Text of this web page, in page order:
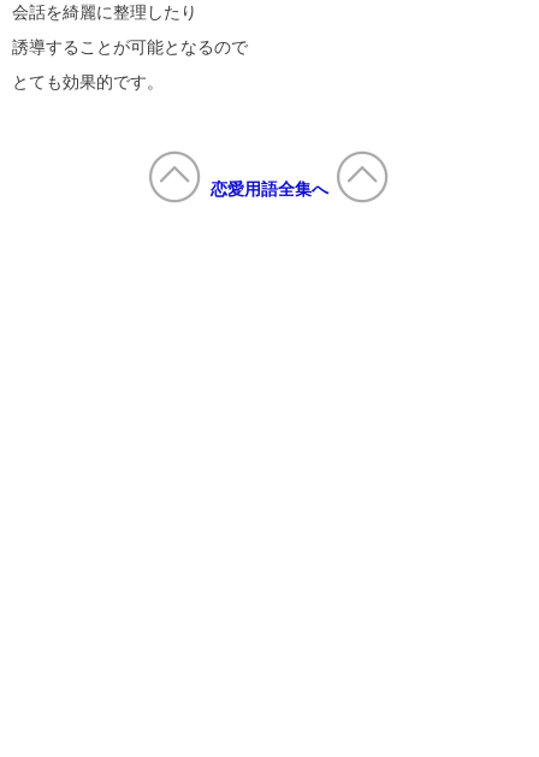
会話を綺麗に整理したり
誘導することが可能となるので
とても効果的です。
恋愛用語全集へ